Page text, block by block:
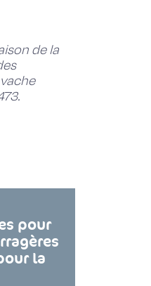
de la
pour
la